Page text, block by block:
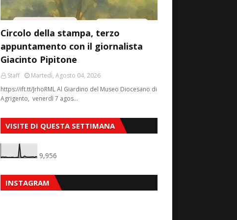
Circolo della stampa, terzo
appuntamento con il giornalista
Giacinto Pipitone
Staff
Martedì, Agosto 04, 2026
https://ift.tt/JrhoRML Al Giardino del Museo Diocesano di
Agrigento, venerdì 7 agos…
VISITE DI QUESTA SETTIMANA
9,956
INSTAGRAM